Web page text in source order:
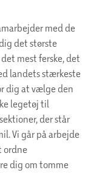
med de
det største
mest ferske, det
landets stærkeste
dig at vælge den
legetøj til
der står
Vi går på arbejde
ordne
dig om tomme